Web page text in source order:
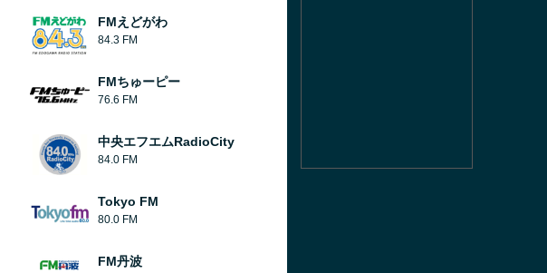
FMえどがわ
84.3 FM
FMちゅーピー
76.6 FM
中央エフエムRadioCity
84.0 FM
Tokyo FM
80.0 FM
FM丹波